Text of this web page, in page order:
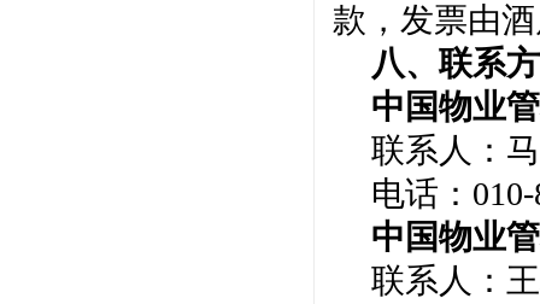
款 ，发票由
八、联系
中国物业
联系人：
电话：
中国物业
联系人：